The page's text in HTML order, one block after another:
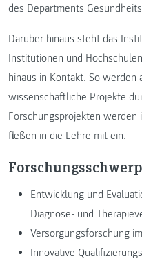
des Departments
Darüber hinaus steht das
Institutionen und
hinaus in Kontakt. So werden
wissenschaftliche Projekte
Forschungsprojekten
fließen in die Lehre mit ein.
Entwicklung und
Diagnose- und
Versorgungsforschung
Innovative